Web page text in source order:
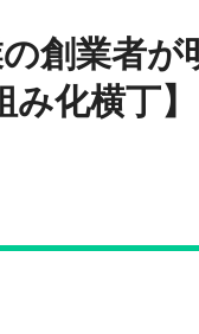
の創業者
化横丁】